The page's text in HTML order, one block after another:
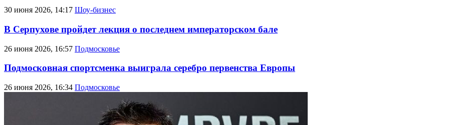
30 июня 2026, 14:17 Шоу-бизнес
В Серпухове пройдет лекция о последнем императорском бале
26 июня 2026, 16:57 Подмосковье
Подмосковная спортсменка выиграла серебро первенства Европы
26 июня 2026, 16:34 Подмосковье